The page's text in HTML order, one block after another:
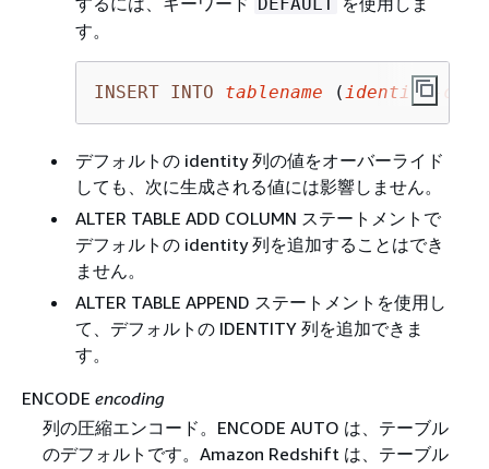
す。
INSERT INTO tablename ( identity-
デフォルトの identity 列の値をオーバーライド
しても、次に生成される値には影響しません。
ALTER TABLE ADD COLUMN ステートメントで
デフォルトの identity 列を追加することはでき
ません。
ALTER TABLE APPEND ステートメントを使用し
て、デフォルトの IDENTITY 列を追加できま
す。
ENCODE encoding
列の圧縮エンコード。ENCODE AUTO は、テーブル
のデフォルトです。Amazon Redshift は、テーブル